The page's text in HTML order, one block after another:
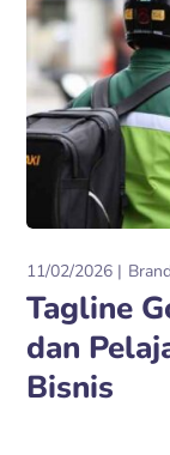
11/02/2026
Tagline
dan
Bisnis